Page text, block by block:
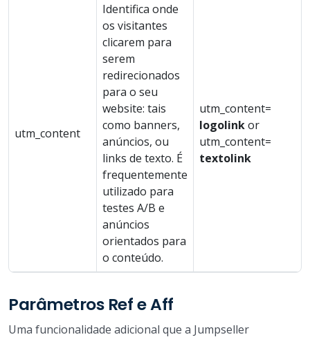
utm_content
Identifica onde
os visitantes
clicarem para
serem
redirecionados
para o seu
website: tais
como banners,
anúncios, ou
links de texto. É
frequentemente
utilizado para
testes A/B e
anúncios
orientados para
o conteúdo.
utm_content=
logolinkor
utm_content=
textolink
Parâmetros Ref e Aff
Uma funcionalidade adicional que a Jumpseller